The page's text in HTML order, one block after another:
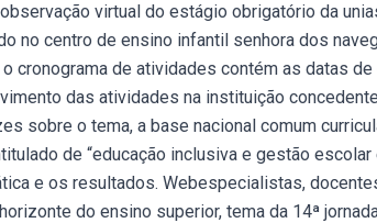
virtual do estágio obrigatório da
no centro de ensino infantil senhora dos
cronograma de atividades contém as datas
das atividades na instituição
sobre o tema, a base nacional comum
de “educação inclusiva e gestão
e os resultados. Webespecialistas,
do ensino superior, tema da 14ª